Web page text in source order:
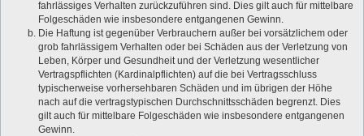
fahrlässiges Verhalten zurückzuführen sind. Dies gilt auch für mittelbare
Folgeschäden wie insbesondere entgangenen Gewinn.
Die Haftung ist gegenüber Verbrauchern außer bei vorsätzlichem oder
grob fahrlässigem Verhalten oder bei Schäden aus der Verletzung von
Leben, Körper und Gesundheit und der Verletzung wesentlicher
Vertragspflichten (Kardinalpflichten) auf die bei Vertragsschluss
typischerweise vorhersehbaren Schäden und im übrigen der Höhe
nach auf die vertragstypischen Durchschnittsschäden begrenzt. Dies
gilt auch für mittelbare Folgeschäden wie insbesondere entgangenen
Gewinn.